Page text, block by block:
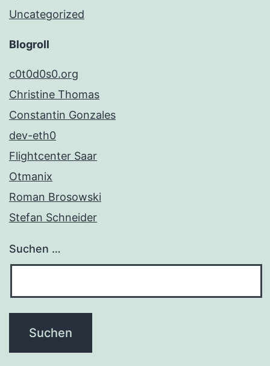
Uncategorized
Blogroll
c0t0d0s0.org
Christine Thomas
Constantin Gonzales
dev-eth0
Flightcenter Saar
Otmanix
Roman Brosowski
Stefan Schneider
Suchen …